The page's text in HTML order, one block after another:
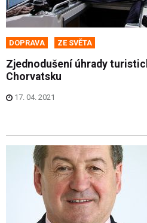
DOPRAVA ZE SVĚTA
Zjednodušení úhrady
Chorvatsku
17. 04. 2021